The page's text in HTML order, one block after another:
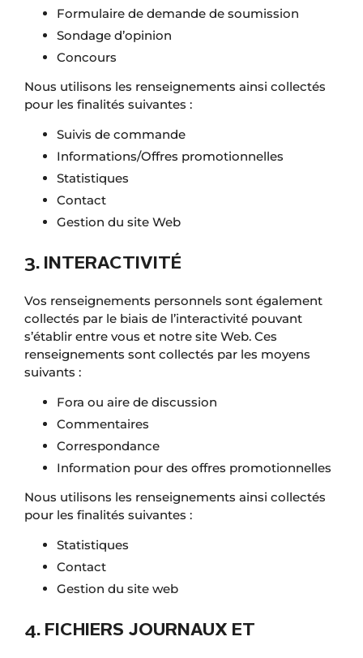
Formulaire de demande de soumission
Sondage d’opinion
Concours
Nous utilisons les renseignements ainsi collectés
pour les finalités suivantes :
Suivis de commande
Informations/Offres promotionnelles
Statistiques
Contact
Gestion du site Web
3. INTERACTIVITÉ
Vos renseignements personnels sont également
collectés par le biais de l’interactivité pouvant
s’établir entre vous et notre site Web. Ces
renseignements sont collectés par les moyens
suivants :
Fora ou aire de discussion
Commentaires
Correspondance
Information pour des offres promotionnelles
Nous utilisons les renseignements ainsi collectés
pour les finalités suivantes :
Statistiques
Contact
Gestion du site web
4. FICHIERS JOURNAUX ET